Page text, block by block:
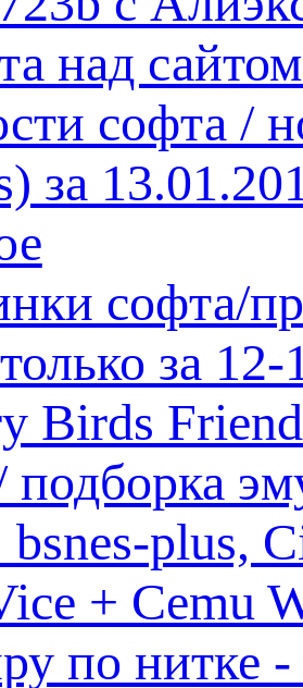
над
софта /
за
софта/
за
Birds
bsnes-plus,
+ Cemu
по нитке